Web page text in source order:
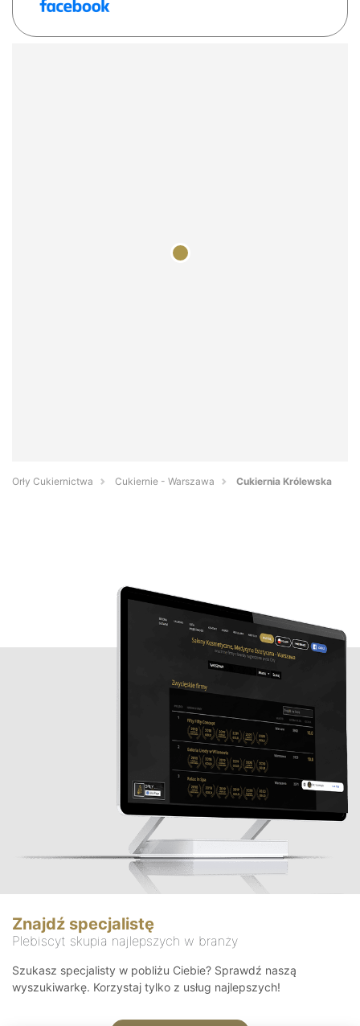
Orły Cukiernictwa Cukiernie - Warszawa Cukiernia Królewska
Znajdź specjalistę
Plebiscyt skupia najlepszych w branży
Szukasz specjalisty w pobliżu Ciebie? Sprawdź naszą
wyszukiwarkę. Korzystaj tylko z usług najlepszych!